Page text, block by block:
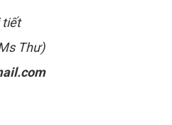
tiết
Thư)